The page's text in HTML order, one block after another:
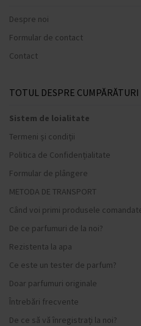
Despre noi
Formular de contact
Contact
TOTUL DESPRE CUMPĂRĂTURI
Sistem de loialitate
Termeni și condiții
Politica de Confidențialitate
Formular de plângere
METODA DE TRANSPORT
Când voi primi produsele
De ce parfumuri de la noi?
Rezistenta la apa
Ce este un tester de parfum?
Doar parfumuri originale
Întrebări frecvente
De ce să vă înregistrați la noi?